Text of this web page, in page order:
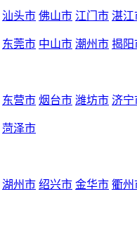
汕头市 佛山市 江门市 湛江
东莞市 中山市 潮州市 揭阳
东营市 烟台市 潍坊市 济宁
菏泽市
湖州市 绍兴市 金华市 衢州